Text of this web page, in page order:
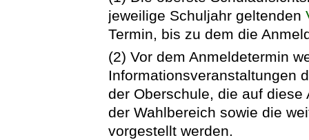
jeweilige Schuljahr geltenden
Termin, bis zu dem die
(2) Vor dem Anmeldetermin
Informationsveranstaltungen
der Oberschule, die auf
der Wahlbereich sowie die
vorgestellt werden.